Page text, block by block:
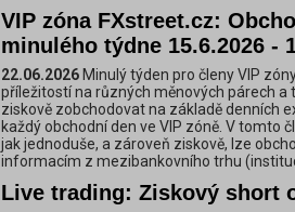
VIP zóna FXstreet.cz:
minulého týdne 15.6.2026 -
22.06.2026 Minulý týden pro členy VIP
příležitostí na různých měnových párech a
ziskově zobchodovat na základě denních
každý obchodní den ve VIP zóně. V tomto
jak jednoduše, a zároveň ziskově, lze
informacím z mezibankovního trhu
Live trading: Ziskový short